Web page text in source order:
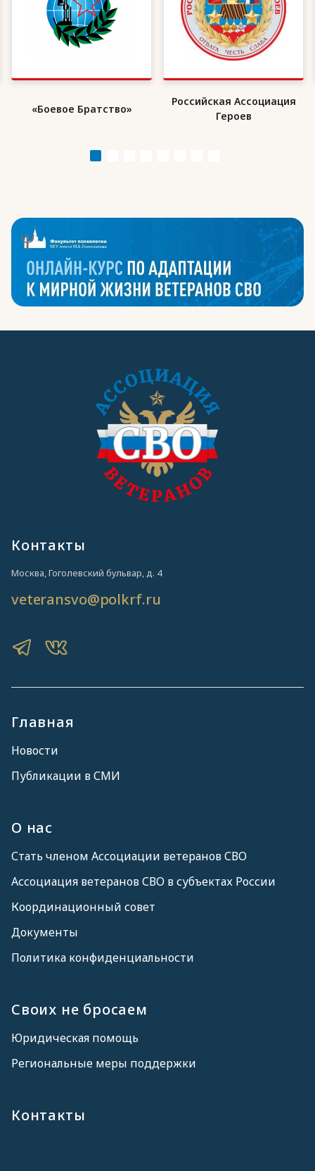
«Боевое Братство»
Российская Ассоциация
Героев
Главная
Новости
Публикации в СМИ
О нас
Стать членом Ассоциации ветеранов СВО
Ассоциация ветеранов СВО в субъектах России
Координационный совет
Документы
Политика конфиденциальности
Своих не бросаем
Юридическая помощь
Региональные меры поддержки
Контакты
Контакты
Москва, Гоголевский бульвар, д. 4
veteransvo@polkrf.ru